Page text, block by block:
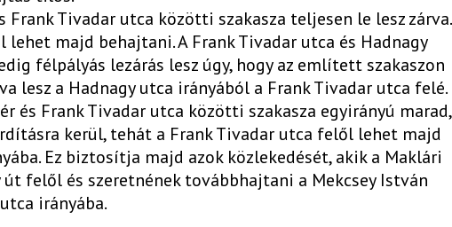
Frank Tivadar utca közötti szakasza teljesen le lesz zárva.
majd behajtani. A Frank Tivadar utca és Hadnagy
félpályás lezárás lesz úgy, hogy az említett szakaszon
lesz a Hadnagy utca irányából a Frank Tivadar utca felé.
és Frank Tivadar utca közötti szakasza egyirányú marad,
kerül, tehát a Frank Tivadar utca felől lehet majd
Ez biztosítja majd azok közlekedését, akik a Maklári
út felől és szeretnének továbbhajtani a Mekcsey István
irányába.